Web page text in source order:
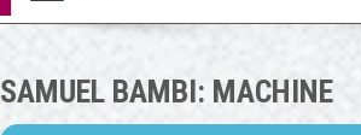
SAMUEL BAMBI: MACHINE